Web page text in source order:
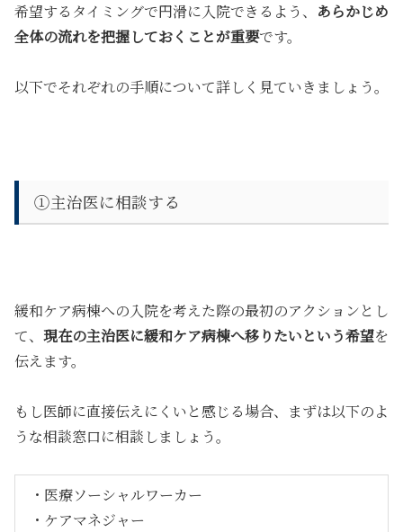
希望するタイミングで円滑に入院できるよう、 あらかじめ
全体の流れを把握しておくことが重要です。
以下でそれぞれの手順について詳しく見ていきましょう。
①主治医に相談する
緩和ケア病棟への入院を考えた際の最初のアクションとし
て、 現在の主治医に緩和ケア病棟へ移りたいという希望を
伝えます。
もし医師に直接伝えにくいと感じる場合、まずは以下のよ
うな相談窓口に相談しましょう。
・医療ソーシャルワーカー
・ケアマネジャー